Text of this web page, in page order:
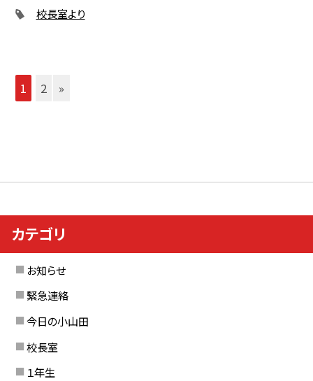
校長室より
1 2 »
カテゴリ
お知らせ
緊急連絡
今日の小山田
校長室
１年生